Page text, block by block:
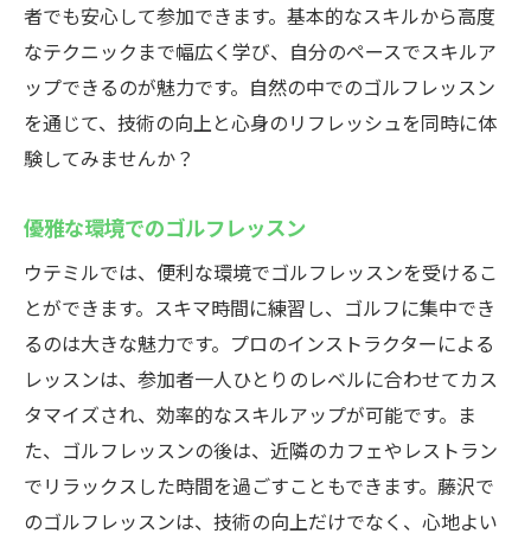
者でも安心して参加できます。基本的なスキルから高度
なテクニックまで幅広く学び、自分のペースでスキルア
ップできるのが魅力です。自然の中でのゴルフレッスン
を通じて、技術の向上と心身のリフレッシュを同時に体
験してみませんか？
優雅な環境でのゴルフレッスン
ウテミルでは、便利な環境でゴルフレッスンを受けるこ
とができます。スキマ時間に練習し、ゴルフに集中でき
るのは大きな魅力です。プロのインストラクターによる
レッスンは、参加者一人ひとりのレベルに合わせてカス
タマイズされ、効率的なスキルアップが可能です。ま
た、ゴルフレッスンの後は、近隣のカフェやレストラン
でリラックスした時間を過ごすこともできます。藤沢で
のゴルフレッスンは、技術の向上だけでなく、心地よい